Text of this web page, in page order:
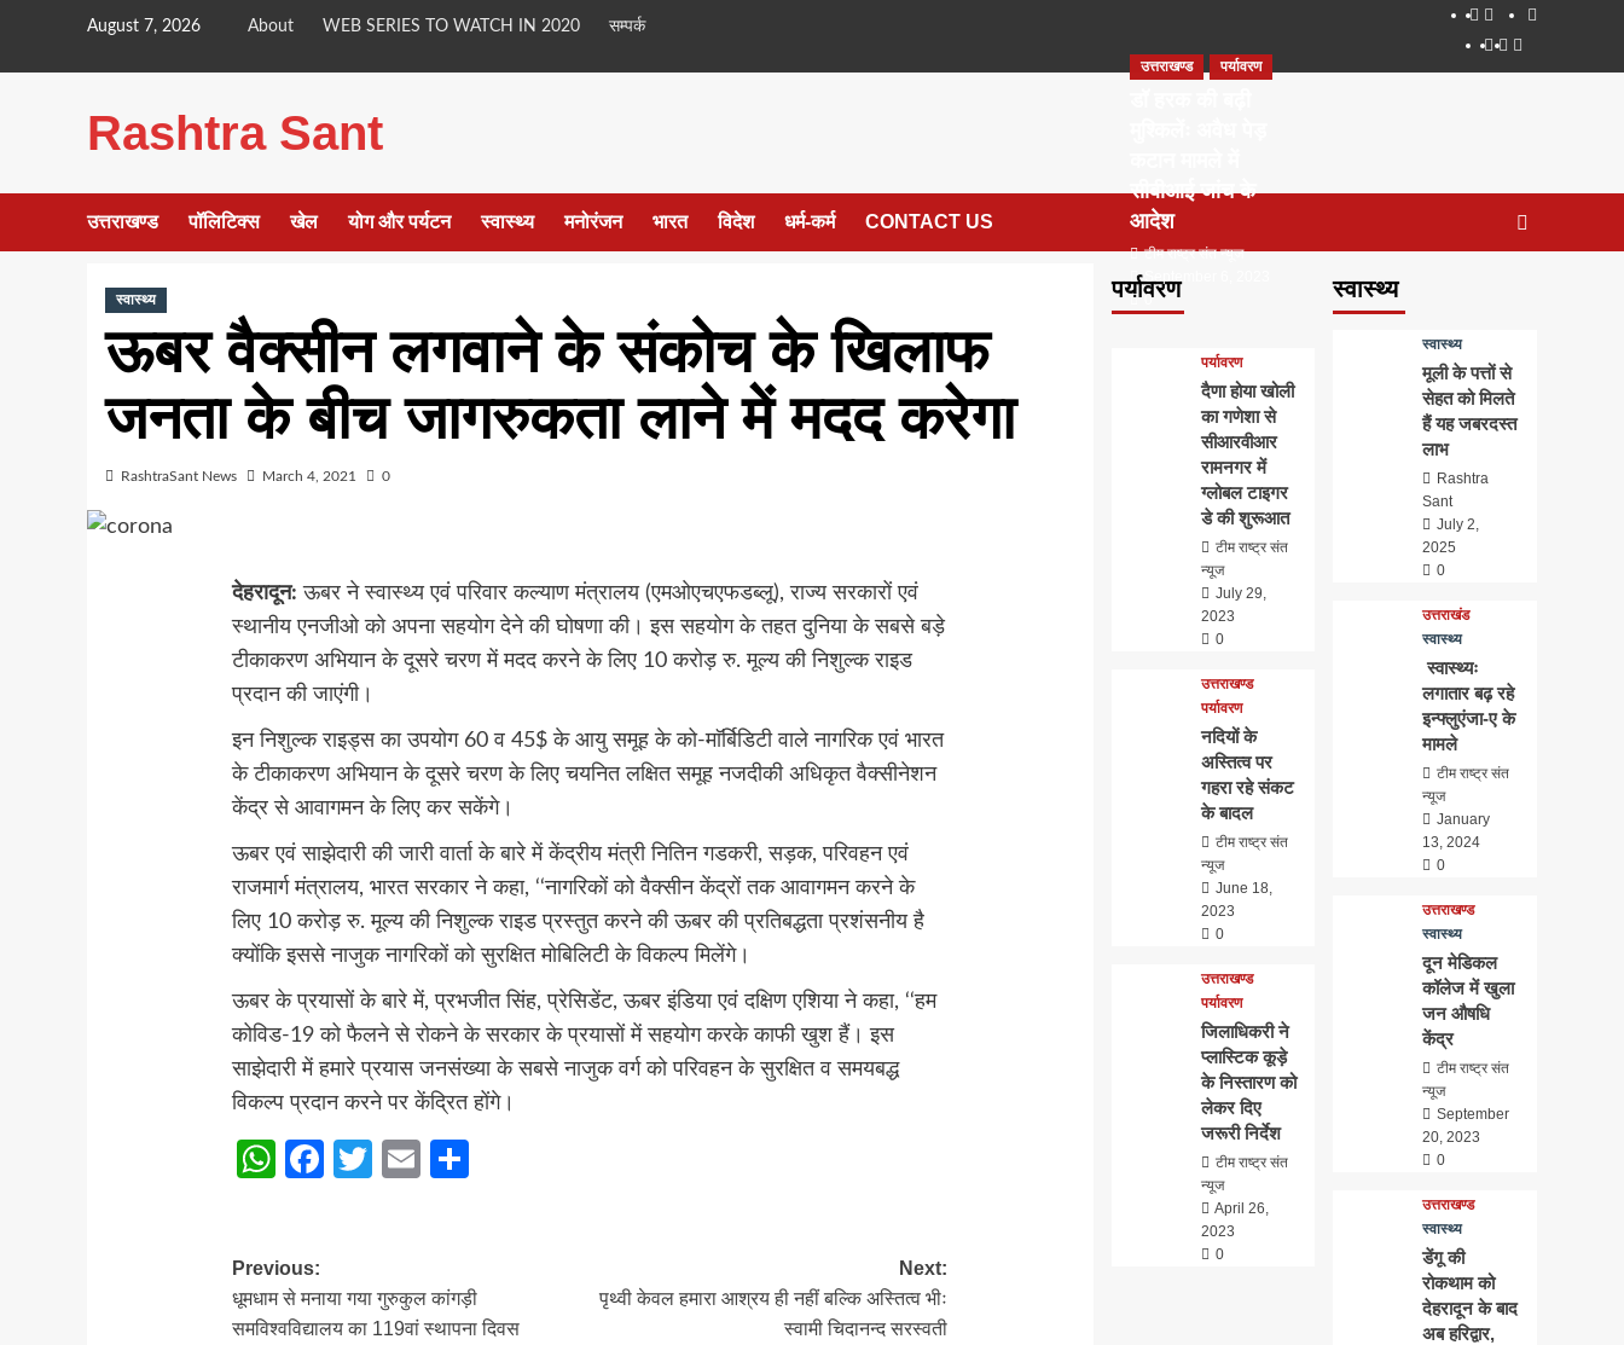
content
August 7, 2026 About WEB SERIES TO WATCH IN 2020 सम्पर्क
About
WEB
SERIES
Dehradun
Smart
Life
in
Places
to
सम्पर्क
Rashtra Sant
उत्तराखण्ड पॉलिटिक्स खेल योग और पर्यटन स्वास्थ्य मनोरंजन भारत विदेश धर्म-कर्म CONTACT US
स्वास्थ्य
ऊबर वैक्सीन लगवाने के संकोच के खिलाफ
जनता के बीच जागरुकता लाने में मदद करेगा
RashtraSant News March 4, 2021 0
देहरादून: ऊबर ने स्वास्थ्य एवं परिवार कल्याण मंत्रालय (एमओएचएफडब्लू), राज्य सरकारों एवं
स्थानीय एनजीओ को अपना सहयोग देने की घोषणा की। इस सहयोग के तहत दुनिया के सबसे बड़े
टीकाकरण अभियान के दूसरे चरण में मदद करने के लिए 10 करोड़ रु. मूल्य की निशुल्क राइड
प्रदान की जाएंगी।
इन निशुल्क राइड्स का उपयोग 60 व 45$ के आयु समूह के को-माॅर्बिडिटी वाले नागरिक एवं भारत
के टीकाकरण अभियान के दूसरे चरण के लिए चयनित लक्षित समूह नजदीकी अधिकृत वैक्सीनेशन
केंद्र से आवागमन के लिए कर सकेंगे।
ऊबर एवं साझेदारी की जारी वार्ता के बारे में केंद्रीय मंत्री नितिन गडकरी, सड़क, परिवहन एवं
राजमार्ग मंत्रालय, भारत सरकार ने कहा, ‘‘नागरिकों को वैक्सीन केंद्रों तक आवागमन करने के
लिए 10 करोड़ रु. मूल्य की निशुल्क राइड प्रस्तुत करने की ऊबर की प्रतिबद्धता प्रशंसनीय है
क्योंकि इससे नाजुक नागरिकों को सुरक्षित मोबिलिटी के विकल्प मिलेंगे।
ऊबर के प्रयासों के बारे में, प्रभजीत सिंह, प्रेसिडेंट, ऊबर इंडिया एवं दक्षिण एशिया ने कहा, ‘‘हम
कोविड-19 को फैलने से रोकने के सरकार के प्रयासों में सहयोग करके काफी खुश हैं। इस
साझेदारी में हमारे प्रयास जनसंख्या के सबसे नाजुक वर्ग को परिवहन के सुरक्षित व समयबद्ध
विकल्प प्रदान करने पर केंद्रित होंगे।
WhatsApp
Facebook
Twitter
Email
Post
navigation
Previous:
धूमधाम से मनाया गया गुरुकुल कांगड़ी
समविश्वविद्यालय का 119वां स्थापना दिवस
Next:
पृथ्वी केवल हमारा आश्रय ही नहीं बल्कि अस्तित्व भीः
स्वामी चिदानन्द सरस्वती
पर्यावरण
उत्तराखण्ड पर्यावरण
सीबीआई जांच के
आदेश
टीम राष्ट्र संत न्यूज
September 6, 2023
0
पर्यावरण
दैणा होया खोली
का गणेशा से
सीआरवीआर
रामनगर में
ग्लोबल टाइगर
डे की शुरूआत
टीम राष्ट्र संत
न्यूज
July 29,
2023
0
उत्तराखण्ड
पर्यावरण
नदियों के
अस्तित्व पर
गहरा रहे संकट
के बादल
टीम राष्ट्र संत
न्यूज
June 18,
2023
0
उत्तराखण्ड
पर्यावरण
जिलाधिकरी ने
प्लास्टिक कूड़े
के निस्तारण को
लेकर दिए
जरूरी निर्देश
टीम राष्ट्र संत
न्यूज
April 26,
2023
0
स्वास्थ्य
स्वास्थ्य
मूली के पत्तों से
सेहत को मिलते
हैं यह जबरदस्त
लाभ
Rashtra
Sant
July 2,
2025
0
उत्तराखंड
स्वास्थ्य
स्वास्थ्यः
लगातार बढ़ रहे
इन्फ्लुएंजा-ए के
मामले
टीम राष्ट्र संत
न्यूज
January
13, 2024
0
उत्तराखण्ड
स्वास्थ्य
दून मेडिकल
कॉलेज में खुला
जन औषधि
केंद्र
टीम राष्ट्र संत
न्यूज
September
20, 2023
0
उत्तराखण्ड
स्वास्थ्य
डेंगू की
रोकथाम को
देहरादून के बाद
अब हरिद्वार,